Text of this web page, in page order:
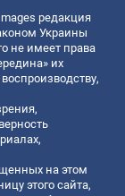
редакция
Украины
не имеет права
их
на этом
этого сайта,